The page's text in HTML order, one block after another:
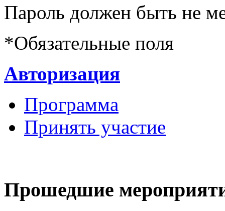
Пароль должен быть не
*Обязательные поля
Авторизация
Программа
Принять участие
Прошедшие